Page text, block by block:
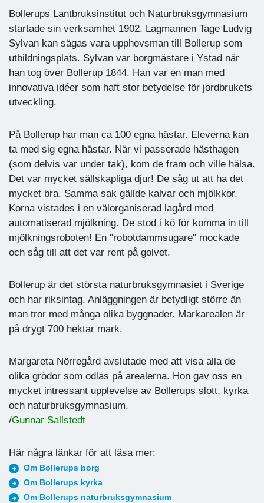
Bollerups Lantbruksinstitut och Naturbruksgymnasium
startade sin verksamhet 1902. Lagmannen Tage Ludvig
Sylvan kan sägas vara upphovsman till Bollerup som
utbildningsplats. Sylvan var borgmästare i Ystad när
han tog över Bollerup 1844. Han var en man med
innovativa idéer som haft stor betydelse för jordbrukets
utveckling.
På Bollerup har man ca 100 egna hästar. Eleverna kan
ta med sig egna hästar. När vi passerade hästhagen
(som delvis var under tak), kom de fram och ville hälsa.
Det var mycket sällskapliga djur! De såg ut att ha det
mycket bra. Samma sak gällde kalvar och mjölkkor.
Korna vistades i en välorganiserad lagård med
automatiserad mjölkning. De stod i kö för komma in till
mjölkningsroboten! En "robotdammsugare" mockade
och såg till att det var rent på golvet.
Bollerup är det största naturbruksgymnasiet i Sverige
och har riksintag. Anläggningen är betydligt större än
man tror med många olika byggnader. Markarealen är
på drygt 700 hektar mark.
Margareta Nörregård avslutade med att visa alla de
olika grödor som odlas på arealerna. Hon gav oss en
mycket intressant upplevelse av Bollerups slott, kyrka
och naturbruksgymnasium.
/Gunnar Sallstedt
Här några länkar för att läsa mer:
Om Bollerups borg
Om Bollerups kyrka
Om Bollerups naturbruksgymnasium